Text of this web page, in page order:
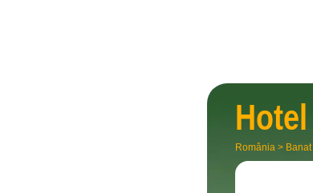
Hotel
România > Banat